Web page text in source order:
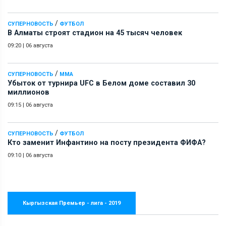
СУПЕРНОВОСТЬ / ФУТБОЛ
В Алматы строят стадион на 45 тысяч человек
09:20 | 06 августа
СУПЕРНОВОСТЬ / ММА
Убыток от турнира UFC в Белом доме составил 30
миллионов
09:15 | 06 августа
СУПЕРНОВОСТЬ / ФУТБОЛ
Кто заменит Инфантино на посту президента ФИФА?
09:10 | 06 августа
Кыргызская Премьер - лига - 2019